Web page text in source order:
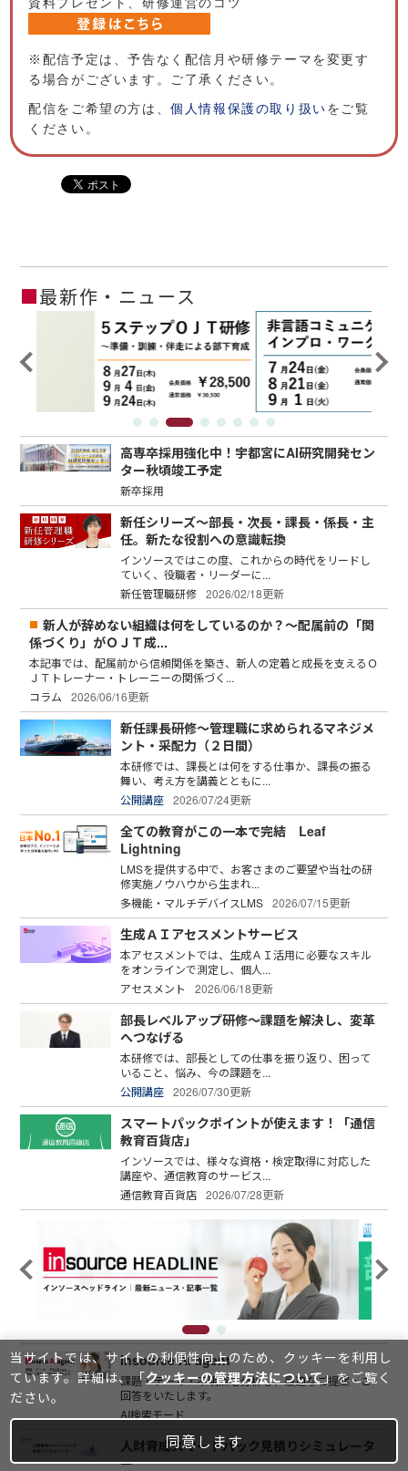
資料プレゼント、研修運営のコツ
※配信予定は、予告なく配信月や研修テーマを変更す
る場合がございます。ご了承ください。
配信をご希望の方は、個人情報保護の取り扱いをご覧
ください。
■最新作・ニュース
高専卒採用強化中！宇都宮にAI研究開発セン
ター秋頃竣工予定
新卒採用
新任シリーズ～部長・次長・課長・係長・主
任。新たな役割への意識転換
インソースではこの度、これからの時代をリードし
ていく、役職者・リーダーに...
新任管理職研修 2026/02/18更新
新人が辞めない組織は何をしているのか？～配属前の「関
係づくり」がＯＪＴ成...
本記事では、配属前から信頼関係を築き、新人の定着と成長を支えるＯ
ＪＴトレーナー・トレーニーの関係づく...
コラム
2026/06/16更新
新任課長研修～管理職に求められるマネジメ
ント・采配力（２日間）
本研修では、課長とは何をする仕事か、課長の振る
舞い、考え方を講義とともに...
公開講座 2026/07/24更新
全ての教育がこの一本で完結 Leaf
Lightning
LMSを提供する中で、お客さまのご要望や当社の研
修実施ノウハウから生まれ...
多機能・マルチデバイスLMS 2026/07/15更新
生成ＡＩアセスメントサービス
本アセスメントでは、生成ＡＩ活用に必要なスキル
をオンラインで測定し、個人...
アセスメント
2026/06/18更新
部長レベルアップ研修～課題を解決し、変革
へつなげる
本研修では、部長としての仕事を振り返り、困って
いること、悩み、今の課題を...
公開講座 2026/07/30更新
スマートパックポイントが使えます！「通信
教育百貨店」
インソースでは、様々な資格・検定取得に対応した
講座や、通信教育のサービス...
通信教育百貨店 2026/07/28更新
insource AI agent
課題・テーマ・不明点を分析し、最適なご提案・ご
回答をいたします。
AI検索モード
人財育成スマートパック見積りシミュレータ
ー
当サイトでは、サイトの利便性向上のため、クッキーを利⽤し
ています。詳細は、「クッキーの管理方法について」をご覧く
ださい。
同意します